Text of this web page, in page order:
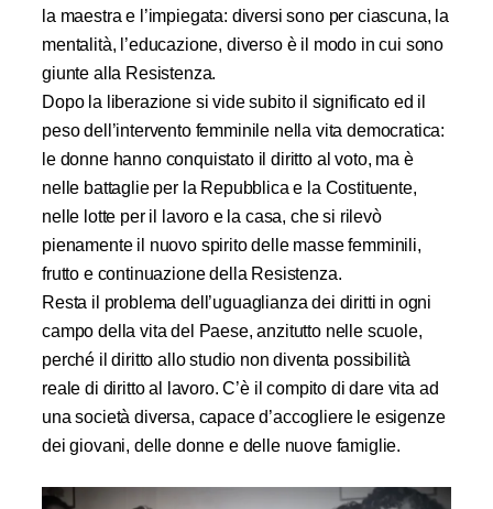
la maestra e l’impiegata: diversi sono per ciascuna, la
mentalità, l’educazione, diverso è il modo in cui sono
giunte alla Resistenza.
Dopo la liberazione si vide subito il significato ed il
peso dell’intervento femminile nella vita democratica:
le donne hanno conquistato il diritto al voto, ma è
nelle battaglie per la Repubblica e la Costituente,
nelle lotte per il lavoro e la casa, che si rilevò
pienamente il nuovo spirito delle masse femminili,
frutto e continuazione della Resistenza.
Resta il problema dell’uguaglianza dei diritti in ogni
campo della vita del Paese, anzitutto nelle scuole,
perché il diritto allo studio non diventa possibilità
reale di diritto al lavoro. C’è il compito di dare vita ad
una società diversa, capace d’accogliere le esigenze
dei giovani, delle donne e delle nuove famiglie.